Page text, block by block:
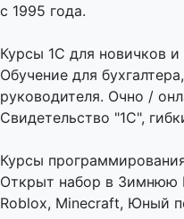
с 1995 года.
Курсы 1С для новичков
Обучение для
руководителя. Очно /
Свидетельство "1С",
Курсы
Открыт набор в Зимнюю
Roblox, Minecraft, Юный